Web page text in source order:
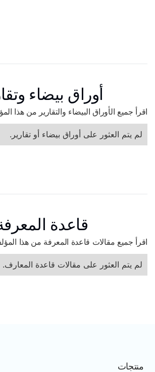
أوراق بيضاء
اقرأ جميع الأوراق البيضاء والتقارير من هذا
لم يتم العثور على أوراق بيضاء أو تقارير.
قاعدة
اقرأ جميع مقالات قاعدة المعرفة من هذا
لم يتم العثور على مقالات قاعدة المعارف.
منتجات